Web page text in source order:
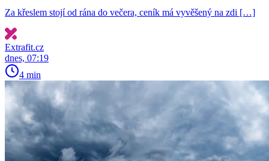
Za křeslem stojí od rána do večera, ceník má vyvěšený na zdi […]
Extrafit.cz
dnes, 07:19
4 min